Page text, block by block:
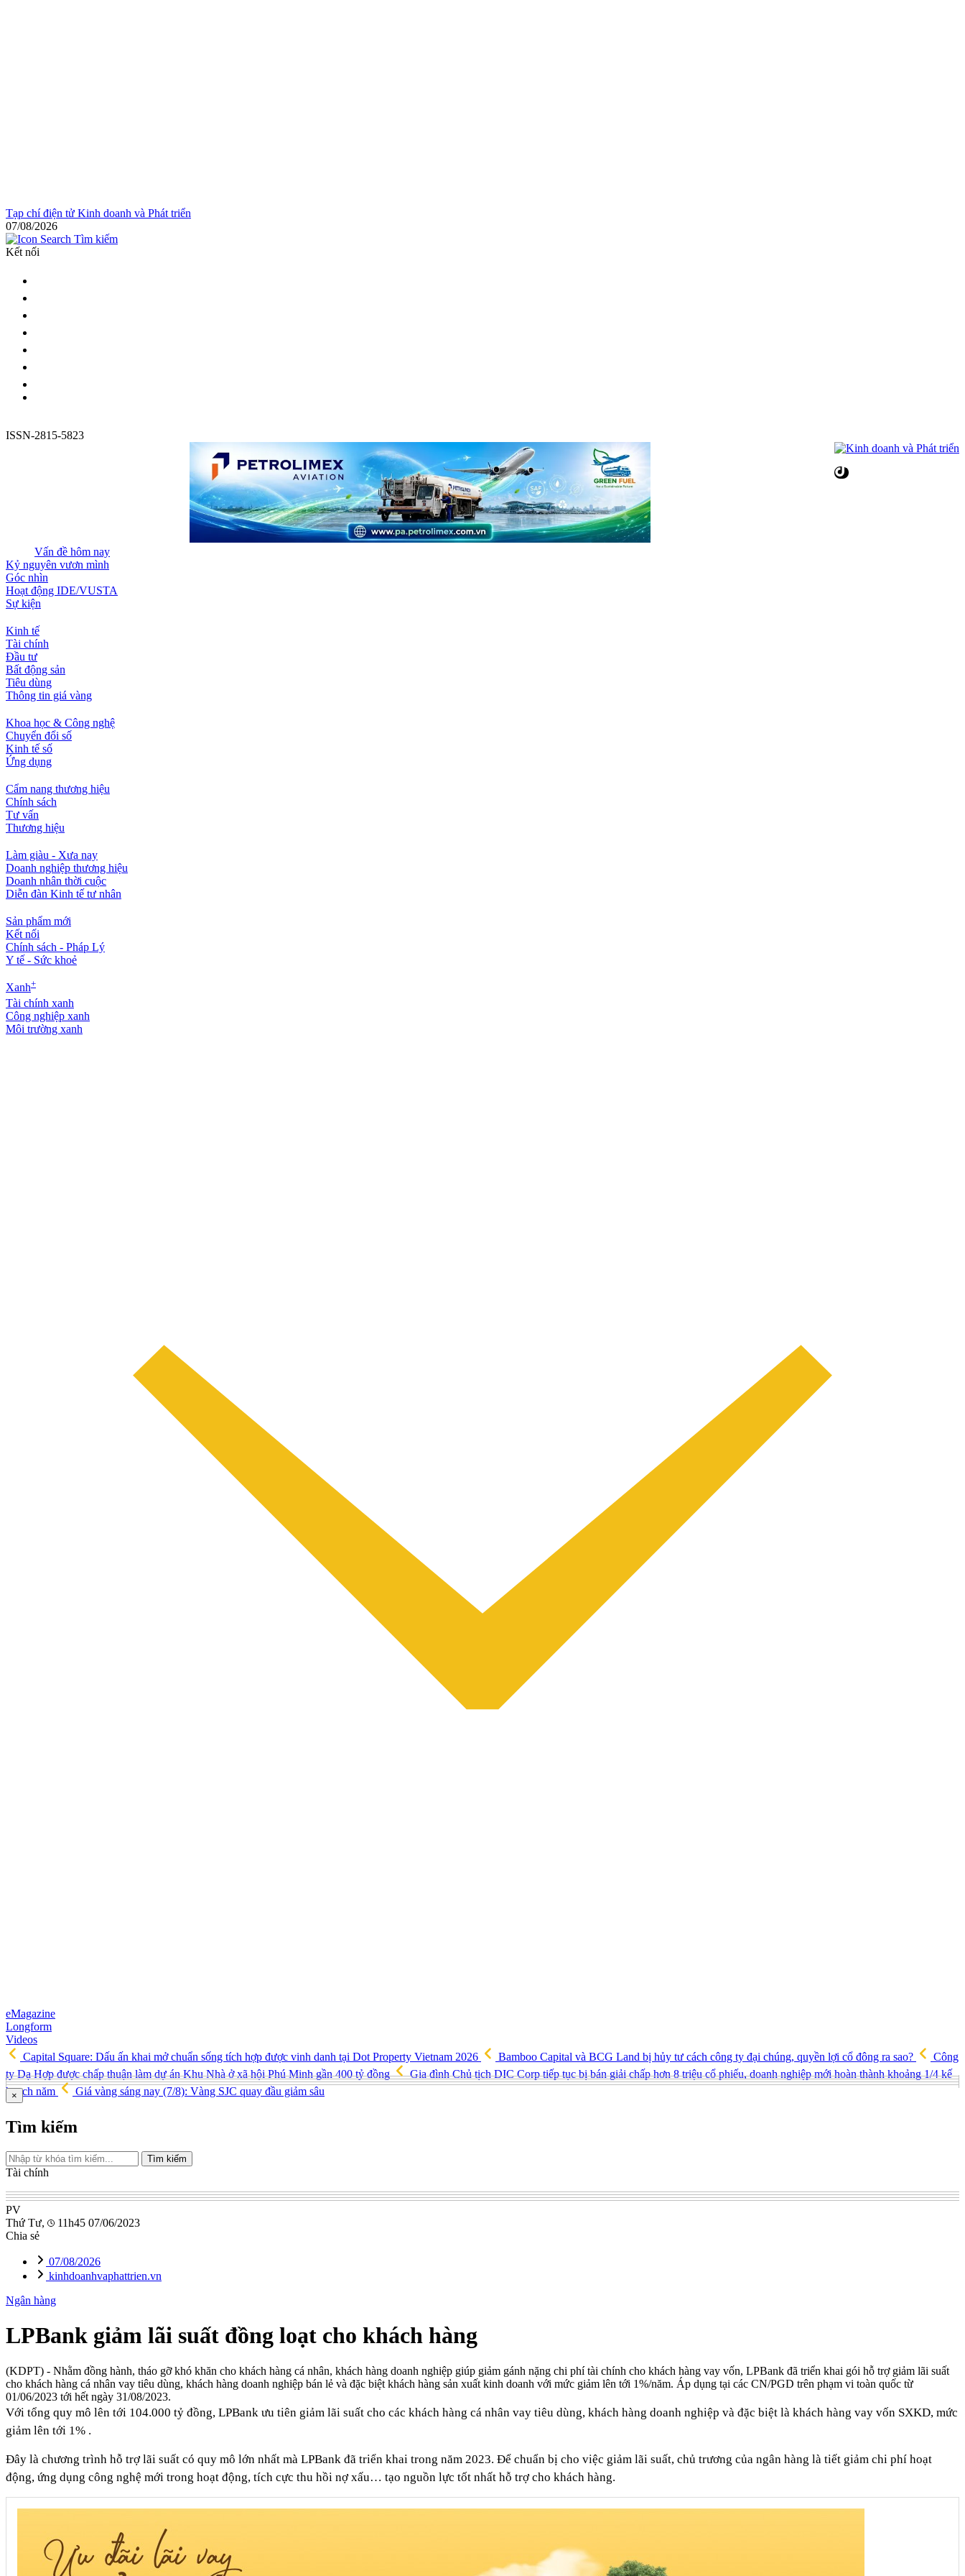
Tạp chí điện tử Kinh doanh và Phát triển
07/08/2026
Tìm kiếm
Kết nối
ISSN-2815-5823
Vấn đề hôm nay
Kỷ nguyên vươn mình
Góc nhìn
Hoạt động IDE/VUSTA
Sự kiện
Kinh tế
Tài chính
Đầu tư
Bất động sản
Tiêu dùng
Thông tin giá vàng
Khoa học & Công nghệ
Chuyển đổi số
Kinh tế số
Ứng dụng
Cẩm nang thương hiệu
Chính sách
Tư vấn
Thương hiệu
Làm giàu - Xưa nay
Doanh nghiệp thương hiệu
Doanh nhân thời cuộc
Diễn đàn Kinh tế tư nhân
Sản phẩm mới
Kết nối
Chính sách - Pháp Lý
Y tế - Sức khoẻ
Xanh+
Tài chính xanh
Công nghiệp xanh
Môi trường xanh
eMagazine
Longform
Videos
Capital Square: Dấu ấn khai mở chuẩn sống tích hợp được vinh danh tại Dot Property Vietnam 2026
Bamboo Capital và BCG Land bị hủy tư cách công ty đại chúng, quyền lợi cổ đông ra sao?
Công
ty Dạ Hợp được chấp thuận làm dự án Khu Nhà ở xã hội Phú Minh gần 400 tỷ đồng
Gia đình Chủ tịch DIC Corp tiếp tục bị bán giải chấp hơn 8 triệu cổ phiếu, doanh nghiệp mới hoàn thành khoảng 1/4 kế
hoạch năm
Giá vàng sáng nay (7/8): Vàng SJC quay đầu giảm sâu
×
Tìm kiếm
Tìm kiếm
Tài chính
PV
Thứ Tư,
11h45 07/06/2023
Chia sẻ
07/08/2026
kinhdoanhvaphattrien.vn
Ngân hàng
LPBank giảm lãi suất đồng loạt cho khách hàng
(KDPT) - Nhằm đồng hành, tháo gỡ khó khăn cho khách hàng cá nhân, khách hàng doanh nghiệp giúp giảm gánh nặng chi phí tài chính cho khách hàng vay vốn, LPBank đã triển khai gói hỗ trợ giảm lãi suất
cho khách hàng cá nhân vay tiêu dùng, khách hàng doanh nghiệp bán lẻ và đặc biệt khách hàng sản xuất kinh doanh với mức giảm lên tới 1%/năm. Áp dụng tại các CN/PGD trên phạm vi toàn quốc từ
01/06/2023 tới hết ngày 31/08/2023.
Với tổng quy mô lên tới 104.000 tỷ đồng, LPBank ưu tiên giảm lãi suất cho các khách hàng cá nhân vay tiêu dùng, khách hàng doanh nghiệp và đặc biệt là khách hàng vay vốn SXKD, mức
giảm lên tới 1% .
Đây là chương trình hỗ trợ lãi suất có quy mô lớn nhất mà LPBank đã triển khai trong năm 2023. Để chuẩn bị cho việc giảm lãi suất, chủ trương của ngân hàng là tiết giảm chi phí hoạt
động, ứng dụng công nghệ mới trong hoạt động, tích cực thu hồi nợ xấu… tạo nguồn lực tốt nhất hỗ trợ cho khách hàng.